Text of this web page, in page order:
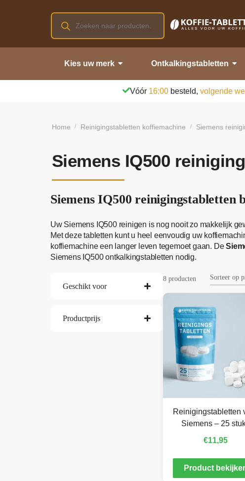
Kies uw merk Ontkalkingstabletten
Vóór 16:00 besteld, volgende
Home / Reinigingstabletten koffiemachine / Siemens
Siemens IQ500
Siemens IQ500 reinigingstabletten
Uw Siemens IQ500 reinigen is nog nooit zo makkelijk
Met deze tabletten kunt u heel eenvoudig uw
koffiemachine een langer leven tegemoet gaan. De
Siemens IQ500 ontkalkingstabletten nodig.
Geschikt voor
Productprijs
8 producten
Reinigingstabletten
Siemens – 25
€11,95
Product